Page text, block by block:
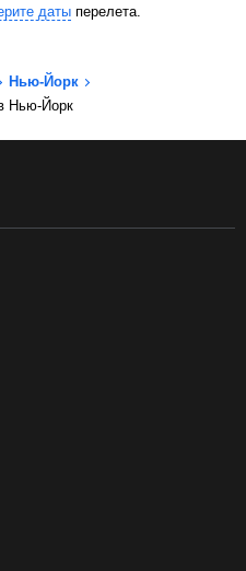
даты перелета.
Нью-Йорк
Нью-Йорк